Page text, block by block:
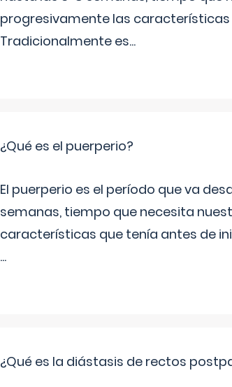
progresivamente las
Tradicionalmente es...
¿Qué es el puerperio?
El puerperio es el período que va
semanas, tiempo que necesita
características que tenía antes de
...
¿Qué es la diástasis de rectos